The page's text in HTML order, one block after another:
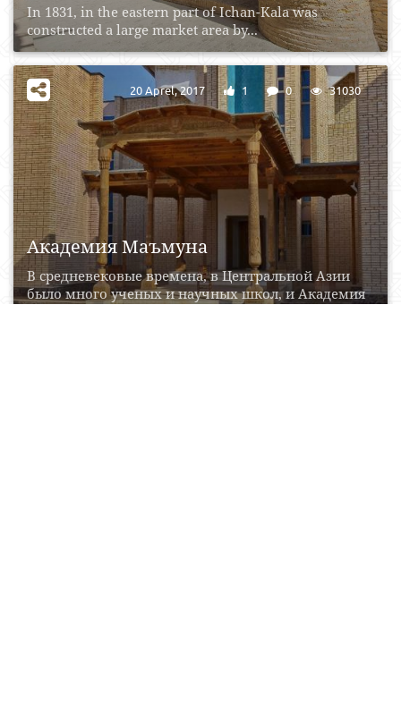
In 1831, in the eastern part of Ichan-Kala was
constructed a large market area by...
Академия Маъмуна
В средневековые времена, в Центральной Азии
было много ученых и научных школ, и Академия
20 Aprel, 2017 1 0 31030